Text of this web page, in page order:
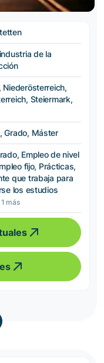
de la
Niederösterreich,
Steiermark,
Grado, Máster
Empleo de nivel
fijo, Prácticas,
que trabaja para
los estudios
más